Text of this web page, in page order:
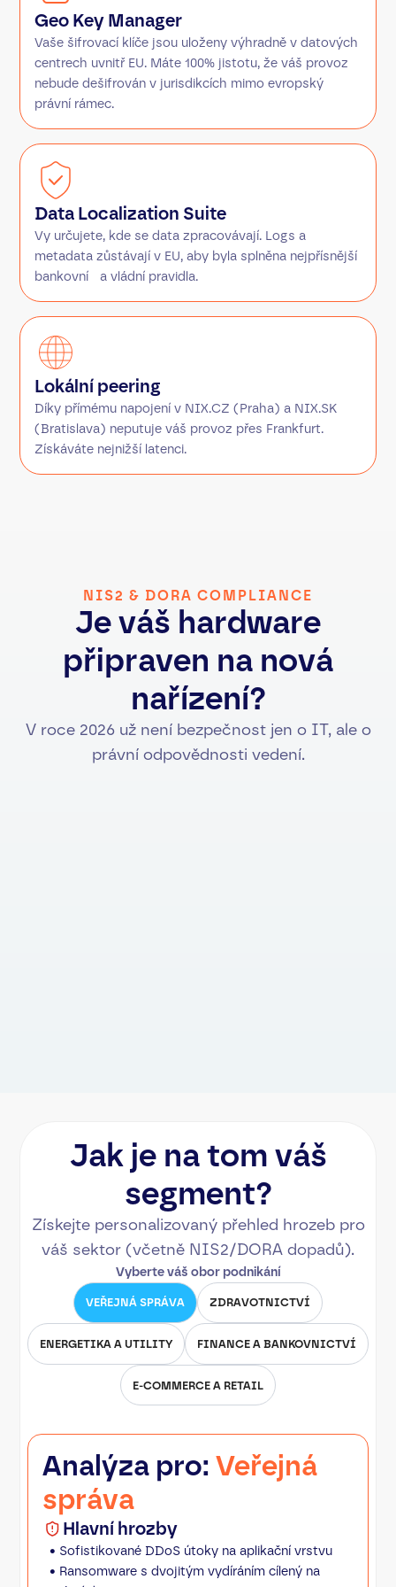
Geo Key Manager
Vaše šifrovací klíče jsou uloženy výhradně v datových
centrech uvnitř EU. Máte 100% jistotu, že váš provoz
nebude dešifrován v jurisdikcích mimo evropský
právní rámec.
Data Localization Suite
Vy určujete, kde se data zpracovávají. Logs a
metadata zůstávají v EU, aby byla splněna nejpřísnější
bankovní a vládní pravidla.
Lokální peering
Díky přímému napojení v NIX.CZ (Praha) a NIX.SK
(Bratislava) neputuje váš provoz přes Frankfurt.
Získáváte nejnižší latenci.
NIS2 & DORA COMPLIANCE
Je váš hardware
připraven na nová
nařízení?
V roce 2026 už není bezpečnost jen o IT, ale o
právní odpovědnosti vedení.
Jak je na tom váš
segment?
Získejte personalizovaný přehled hrozeb pro
váš sektor (včetně NIS2/DORA dopadů).
Vyberte váš obor podnikání
VEŘEJNÁ SPRÁVA ZDRAVOTNICTVÍ
ENERGETIKA A UTILITY FINANCE A BANKOVNICTVÍ
E-COMMERCE A RETAIL
Analýza pro:Veřejná
správa
Hlavní hrozby
• Sofistikované DDoS útoky na aplikační vrstvu
• Ransomware s dvojitým vydíráním cílený na